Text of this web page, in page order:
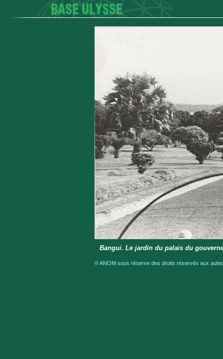
Bangui. Le jardin du palais du
© ANOM sous réserve des droits réservés aux